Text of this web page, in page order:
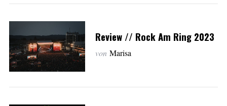
Review // Rock Am Ring 2023
von Marisa